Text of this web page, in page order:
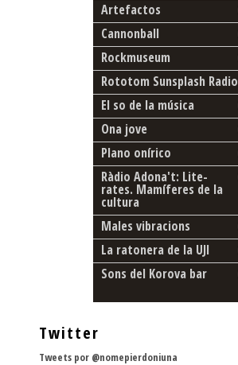
Artefactos
Cannonball
Rockmuseum
Rototom Sunsplash Radio
El so de la música
Ona jove
Plano onírico
Ràdio Adona't: Lite-
rates. Mamíferes de la
cultura
Males vibracions
La ratonera de la UJI
Sons del Korova bar
Twitter
Tweets por @nomepierdoniuna